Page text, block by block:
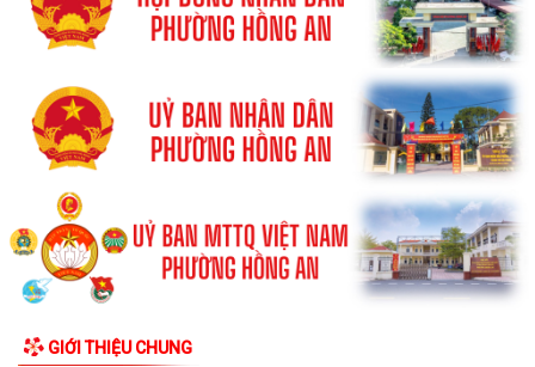
GIỚI THIỆU CHUNG